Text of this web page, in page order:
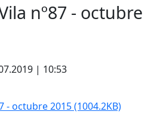
nº87 - octubre
| 10:53
- octubre 2015(1004.2KB)